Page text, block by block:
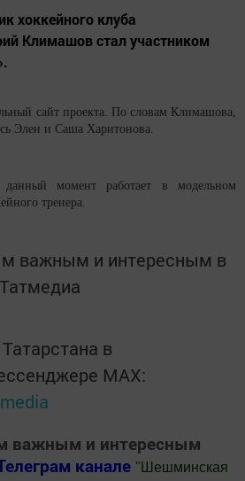
хоккейного клуба
Климашов стал участником
сайт проекта. По словам Климашова,
Элен и Саша Харитонова.
момент работает в модельном
тренера.
важным и интересным в
Татмедиа
в
MАХ:
важным и интересным
канале " Шешминская